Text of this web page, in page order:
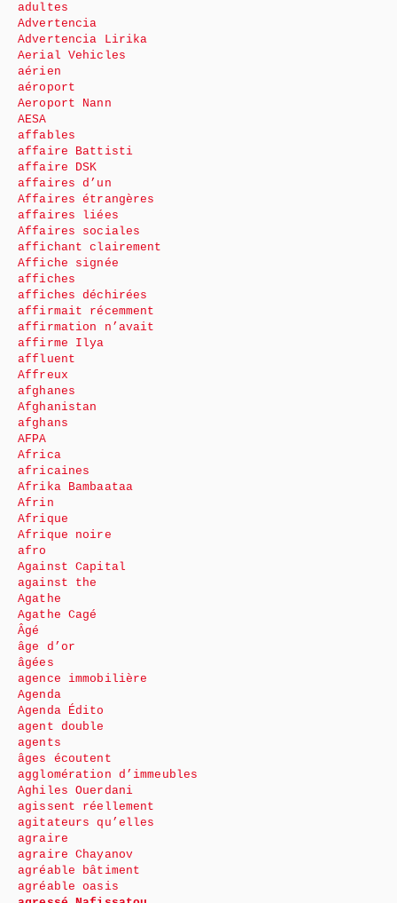
adultes
Advertencia
Advertencia Lirika
Aerial Vehicles
aérien
aéroport
Aeroport Nann
AESA
affables
affaire Battisti
affaire DSK
affaires d’un
Affaires étrangères
affaires liées
Affaires sociales
affichant clairement
Affiche signée
affiches
affiches déchirées
affirmait récemment
affirmation n’avait
affirme Ilya
affluent
Affreux
afghanes
Afghanistan
afghans
AFPA
Africa
africaines
Afrika Bambaataa
Afrin
Afrique
Afrique noire
afro
Against Capital
against the
Agathe
Agathe Cagé
Âgé
âge d’or
âgées
agence immobilière
Agenda
Agenda Édito
agent double
agents
âges écoutent
agglomération d’immeubles
Aghiles Ouerdani
agissent réellement
agitateurs qu’elles
agraire
agraire Chayanov
agréable bâtiment
agréable oasis